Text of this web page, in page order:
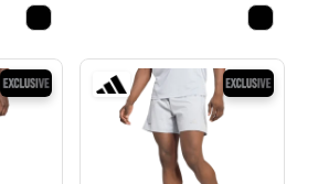
בלעדי בלעדי